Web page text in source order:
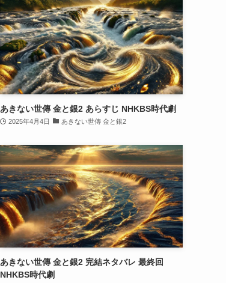
あきない世傳 金と銀2 あらすじ NHKBS時代劇
2025年4月4日 あきない世傳 金と銀2
あきない世傳 金と銀2 完結ネタバレ 最終回
NHKBS時代劇